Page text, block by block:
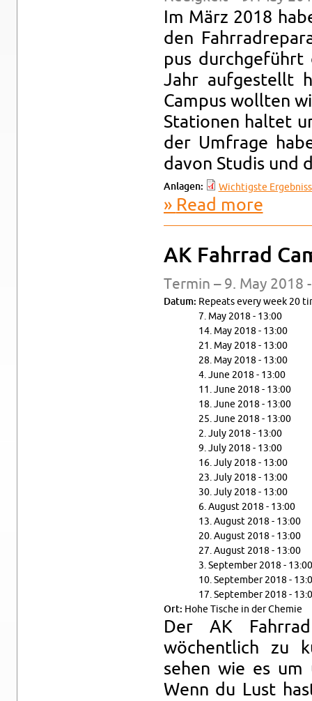
Im März 2018
den
pus
Jahr aufgestellt
Cam­pus woll­ten
Sta­tio­nen hal­tet
der Um­frage
davon Studis und
An­la­gen: Wichtig­ste
Read more
AK Fahrrad
Ter­min – 9. May 2018
Datum: Re­peats every week 20
7. May 2018 - 13:00
14. May 2018 - 13:00
21. May 2018 - 13:00
28. May 2018 - 13:00
4. June 2018 - 13:00
11. June 2018 - 13:00
18. June 2018 - 13:00
25. June 2018 - 13:00
2. July 2018 - 13:00
9. July 2018 - 13:00
16. July 2018 - 13:00
23. July 2018 - 13:00
30. July 2018 - 13:00
6. Au­gust 2018 - 13:00
13. Au­gust 2018 - 13:00
20. Au­gust 2018 - 13:00
27. Au­gust 2018 - 13:00
3. Sep­tem­ber 2018 - 13:00
10. Sep­tem­ber 2018 -
17. Sep­tem­ber 2018 -
Ort: Hohe Tis­che in der Chemie
Der AK
wöchentlich zu
sehen wie es um
Wenn du Lust